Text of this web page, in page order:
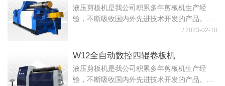
液压剪板机是我公司积累多年剪板机生产经
验，不断吸收国内外先进技术开发的产品。该
机的液压系统和电气系统设计先进、简洁实
集装箱制造、开关电器及轻工等行业, 可用于
/ 2023-02-10
W12全自动数控四辊卷板机
液压剪板机是我公司积累多年剪板机生产经
验，不断吸收国内外先进技术开发的产品。该